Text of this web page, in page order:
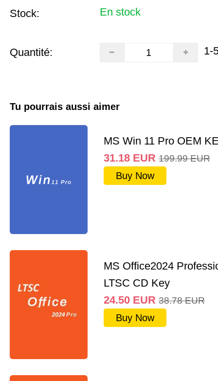
Stock: En stock
Quantité: 1-
Tu pourrais aussi aimer
MS Win 11 Pro OEM
31.18 EUR 199.99 EUR
Buy Now
MS Office2024
LTSC CD Key
24.50 EUR 38.78 EUR
Buy Now